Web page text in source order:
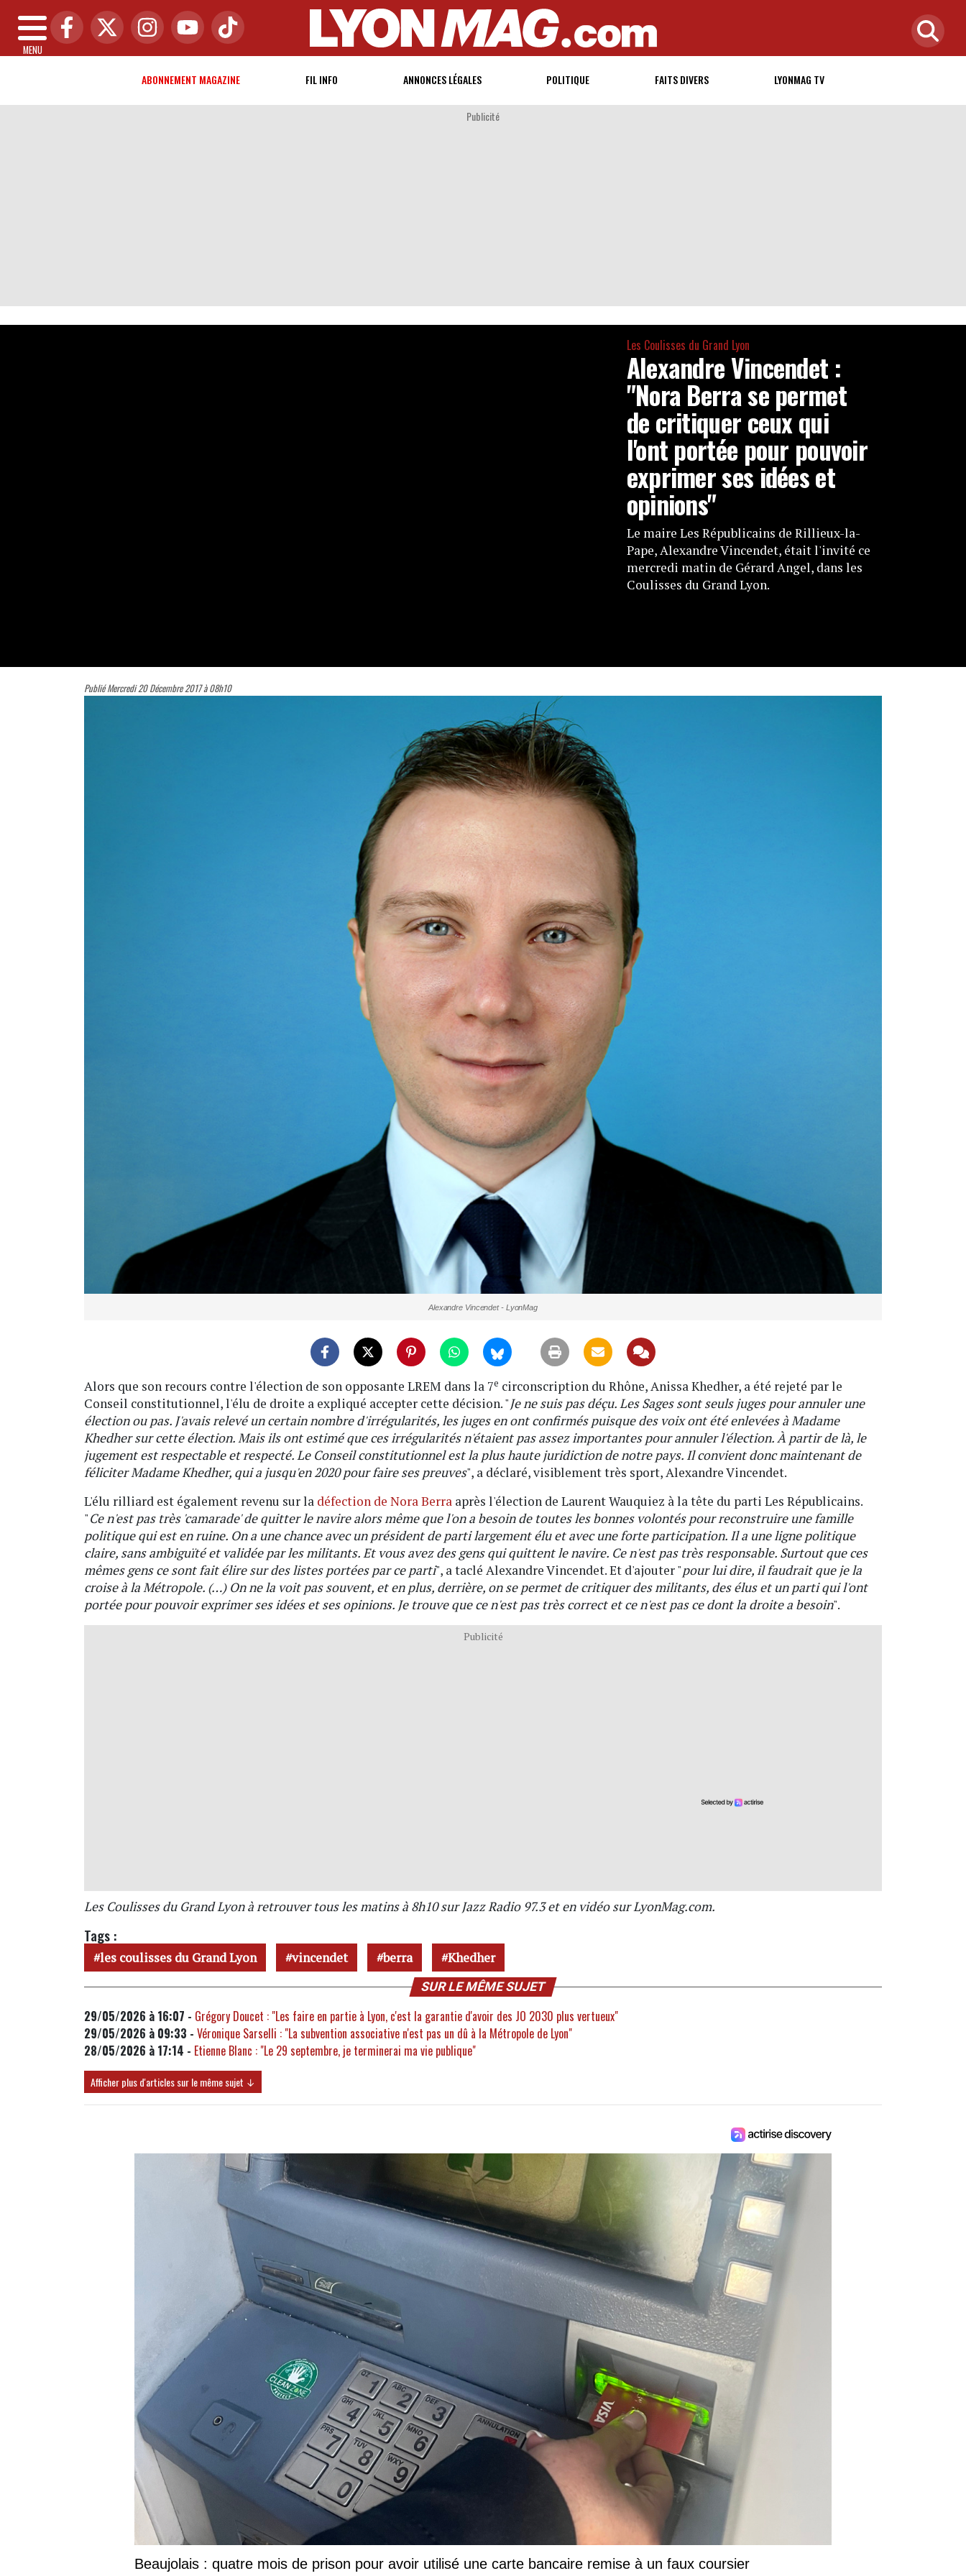
MENU
ABONNEMENT MAGAZINE FIL INFO ANNONCES LÉGALES POLITIQUE FAITS DIVERS LYONMAG TV
Publicité
Les Coulisses du Grand Lyon
Alexandre Vincendet :
"Nora Berra se permet
de critiquer ceux qui
l'ont portée pour pouvoir
exprimer ses idées et
opinions"
Le maire Les Républicains de Rillieux-la-
Pape, Alexandre Vincendet, était l'invité ce
mercredi matin de Gérard Angel, dans les
Coulisses du Grand Lyon.
Publié Mercredi 20 Décembre 2017 à 08h10
Alexandre Vincendet - LyonMag
Alors que son recours contre l'élection de son opposante LREM dans la 7e circonscription du Rhône, Anissa Khedher, a été rejeté par le
Conseil constitutionnel, l'élu de droite a expliqué accepter cette décision. "Je ne suis pas déçu. Les Sages sont seuls juges pour annuler une
élection ou pas. J'avais relevé un certain nombre d'irrégularités, les juges en ont confirmés puisque des voix ont été enlevées à Madame
Khedher sur cette élection. Mais ils ont estimé que ces irrégularités n'étaient pas assez importantes pour annuler l'élection. À partir de là, le
jugement est respectable et respecté. Le Conseil constitutionnel est la plus haute juridiction de notre pays. Il convient donc maintenant de
féliciter Madame Khedher, qui a jusqu'en 2020 pour faire ses preuves", a déclaré, visiblement très sport, Alexandre Vincendet.
L'élu rilliard est également revenu sur la défection de Nora Berra après l'élection de Laurent Wauquiez à la tête du parti Les Républicains.
"Ce n'est pas très 'camarade' de quitter le navire alors même que l'on a besoin de toutes les bonnes volontés pour reconstruire une famille
politique qui est en ruine. On a une chance avec un président de parti largement élu et avec une forte participation. Il a une ligne politique
claire, sans ambiguïté et validée par les militants. Et vous avez des gens qui quittent le navire. Ce n'est pas très responsable. Surtout que ces
mêmes gens ce sont fait élire sur des listes portées par ce parti", a taclé Alexandre Vincendet. Et d'ajouter "pour lui dire, il faudrait que je la
croise à la Métropole. (…) On ne la voit pas souvent, et en plus, derrière, on se permet de critiquer des militants, des élus et un parti qui l'ont
portée pour pouvoir exprimer ses idées et ses opinions. Je trouve que ce n'est pas très correct et ce n'est pas ce dont la droite a besoin".
Publicité
Les Coulisses du Grand Lyon à retrouver tous les matins à 8h10 sur Jazz Radio 97.3 et en vidéo sur LyonMag.com.
Tags :
les coulisses du Grand Lyon vincendet berra Khedher
SUR LE MÊME SUJET
29/05/2026 à 16:07 - Grégory Doucet : "Les faire en partie à Lyon, c'est la garantie d'avoir des JO 2030 plus vertueux"
29/05/2026 à 09:33 - Véronique Sarselli : "La subvention associative n'est pas un dû à la Métropole de Lyon"
28/05/2026 à 17:14 - Etienne Blanc : "Le 29 septembre, je terminerai ma vie publique"
Afficher plus d'articles sur le même sujet ↓
Beaujolais : quatre mois de prison pour avoir utilisé une carte bancaire remise à un faux coursier